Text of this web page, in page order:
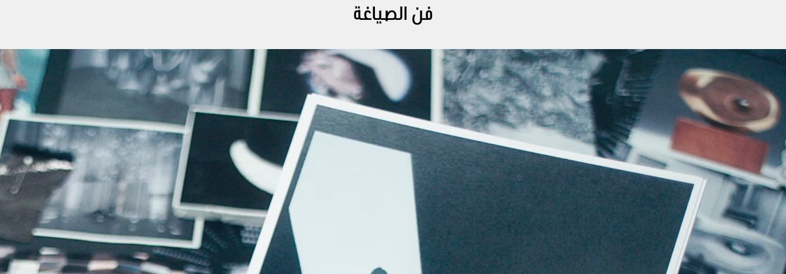
فن الصياغة